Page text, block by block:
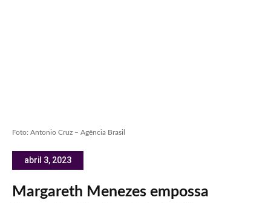
Foto: Antonio Cruz – Agência Brasil
abril 3, 2023
Margareth Menezes empossa